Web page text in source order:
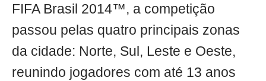
FIFA Brasil 2014™, a competição
passou pelas quatro principais zonas
da cidade: Norte, Sul, Leste e Oeste,
reunindo jogadores com até 13 anos